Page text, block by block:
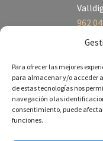
Para ofrecer las mejores
para almacenar y/o acceder
de estas tecnologías nos
navegación o las
consentimiento, puede
funciones.
962